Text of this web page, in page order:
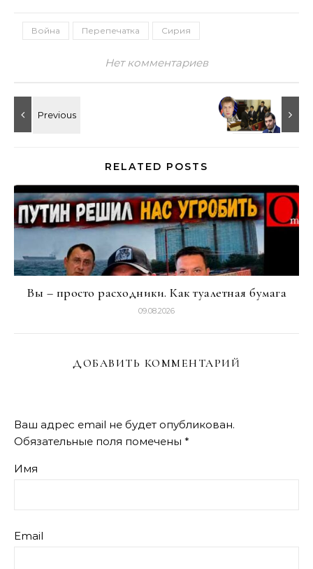
Война Перепечатка Сирия
Нет комментариев
RELATED POSTS
Вы – просто расходники. Как туалетная бумага
09.08.2026
ДОБАВИТЬ КОММЕНТАРИЙ
Ваш адрес email не будет опубликован.
Обязательные поля помечены *
Имя
Email